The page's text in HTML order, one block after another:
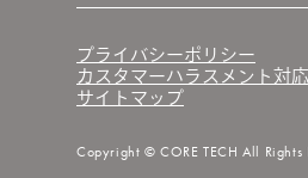
プライバシーポリシー
カスタマーハラスメント対
サイトマップ
Copyright © CORE TECH All Rights